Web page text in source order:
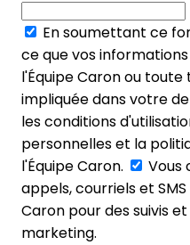
En soumettant ce
ce que vos
l'Équipe Caron ou
impliquée dans votre
les conditions
personnelles et la
l'Équipe Caron.
Vous
appels, courriels et
Caron pour des suivis
marketing.